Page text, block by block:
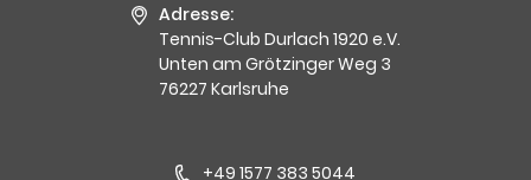
Adresse:
Tennis-Club Durlach 1920 e.V.
Unten am Grötzinger Weg 3
76227 Karlsruhe
+49 1577 383 5044